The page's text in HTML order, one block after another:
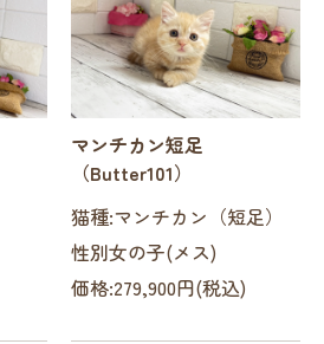
マンチカン短足
（Butter101）
猫種:マンチカン（短足）
性別女の子(メス)
価格:279,900円(税込)